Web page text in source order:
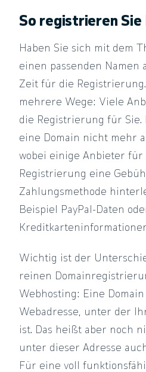
So registrieren Sie
Haben Sie sich mit dem
einen passenden Namen
Zeit für die
mehrere Wege: Viele
die Registrierung für Sie.
eine Domain nicht mehr
wobei einige Anbieter für
Registrierung eine
Zahlungsmethode
Beispiel PayPal-Daten
Wichtig ist der
reinen
Webhosting: Eine
Webadresse, unter der
ist. Das heißt aber noch
unter dieser Adresse
Für eine voll